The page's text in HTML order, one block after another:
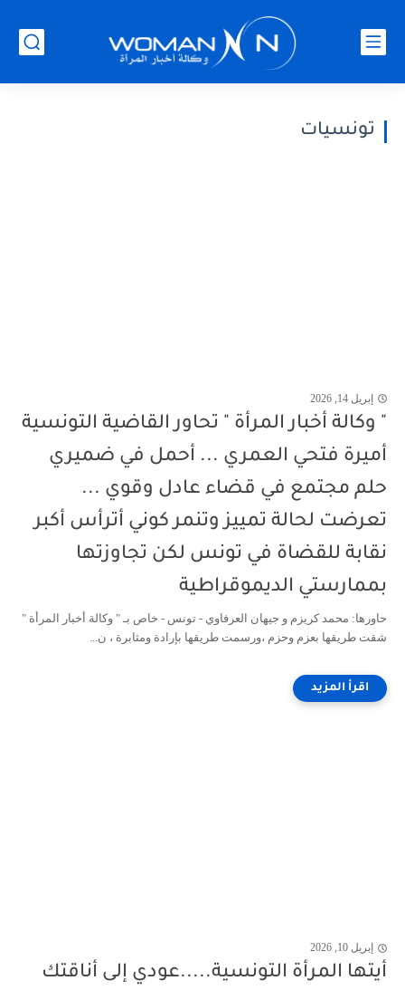
تونسيات
إبريل 14, 2026
" وكالة أخبار المرأة " تحاور القاضية التونسية
أميرة فتحي العمري ... أحمل في ضميري
حلم مجتمع في قضاء عادل وقوي ...
تعرضت لحالة تمييز وتنمر كوني أترأس أكبر
نقابة للقضاة في تونس لكن تجاوزتها
بممارستي الديموقراطية
حاورها: محمد كريزم و جيهان العرفاوي - تونس - خاص بـ " وكالة أخبار المرأة "
شقت طريقها بعزم وحزم ،ورسمت طريقها بإرادة ومثابرة ، ن...
إبريل 10, 2026
أيتها المرأة التونسية.....عودي إلى أناقتك